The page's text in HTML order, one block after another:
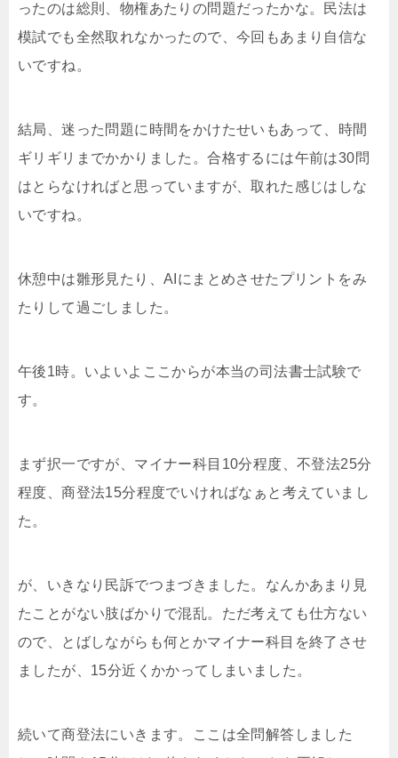
ったのは総則、物権あたりの問題だったかな。民法は
模試でも全然取れなかったので、今回もあまり自信な
いですね。
結局、迷った問題に時間をかけたせいもあって、時間
ギリギリまでかかりました。合格するには午前は30問
はとらなければと思っていますが、取れた感じはしな
いですね。
休憩中は雛形見たり、AIにまとめさせたプリントをみ
たりして過ごしました。
午後1時。いよいよここからが本当の司法書士試験で
す。
まず択一ですが、マイナー科目10分程度、不登法25分
程度、商登法15分程度でいければなぁと考えていまし
た。
が、いきなり民訴でつまづきました。なんかあまり見
たことがない肢ばかりで混乱。ただ考えても仕方ない
ので、とばしながらも何とかマイナー科目を終了させ
ましたが、15分近くかかってしまいました。
続いて商登法にいきます。ここは全問解答しました